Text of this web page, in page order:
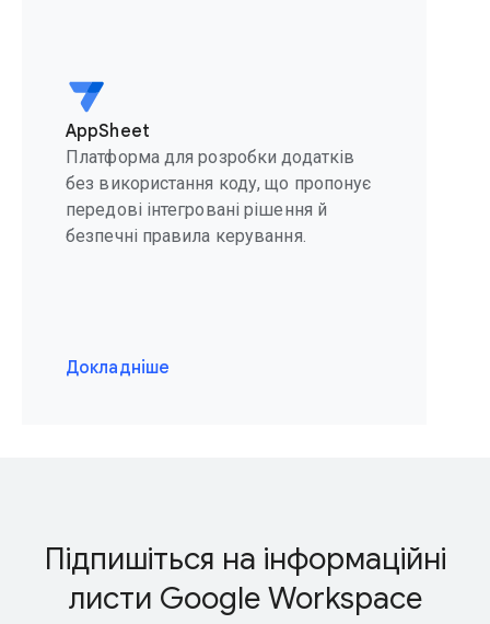
AppSheet
Платформа для розробки додатків
без використання коду, що пропонує
передові інтегровані рішення й
безпечні правила керування.
Докладніше
Підпишіться на інформаційні
листи Google Workspace